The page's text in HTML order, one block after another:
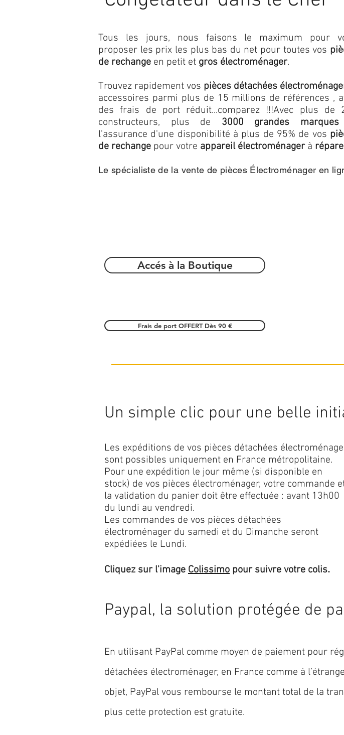
Tous les jours, nous faisons le maximum pour
proposer les prix les plus bas du net pour toutes vos
de rechange en petit et gros électroménager.
Trouvez rapidement vos pièces détachées
accessoires parmi plus de 15 millions de références ,
des frais de port réduit...comparez !!!Avec plus de
constructeurs, plus de 3000 grandes marques
l'assurance d'une disponibilité à plus de 95% de vos
de rechange pour votre appareil électroménagerà
Le spécialiste de la vente de pièces Électroménager en
Accés à la Boutique
Frais de port OFFERT Dès 90 €
Un simple clic pour une belle
Les expéditions de vos pièces détachées
sont possibles uniquement en France métropolitaine.
Pour une expédition le jour même (si disponible en
stock) de vos pièces électroménager, votre commande
la validation du panier doit être effectuée : avant 13h00
du lundi au vendredi.
Les commandes de vos pièces détachées
électroménager du samedi et du Dimanche seront
expédiées le Lundi.
Cliquez sur l'image Colissimo pour suivre votre colis.
Paypal, la solution protégée de
En utilisant PayPal comme moyen de paiement pour
détachées électroménager, en France comme à
objet, PayPal vous rembourse le montant total de la
plus cette protection est gratuite.